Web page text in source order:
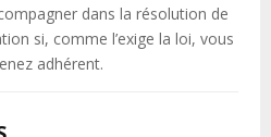
dans la résolution de
si, comme l’exige la loi, vous
adhérent.